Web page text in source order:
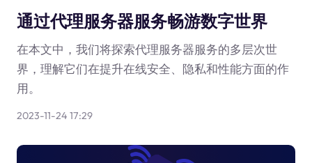
通过代理服务器服务畅游数字世界
在本文中，我们将探索代理服务器服务的多层次世
界，理解它们在提升在线安全、隐私和性能方面的作
用。
2023-11-24 17:29